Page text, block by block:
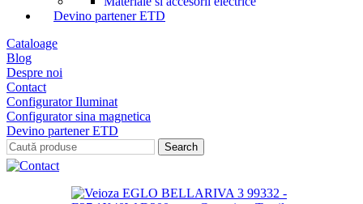
Devino partener ETD
Cataloage
Blog
Despre noi
Contact
Configurator Iluminat
Configurator sina magnetica
Devino partener ETD
Search